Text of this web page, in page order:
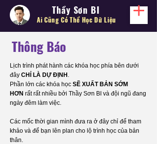
Thầy Sơn BI
Ai Cũng Có Thể Học Dữ Liệu
Thông Báo
Lịch trình phát hành các khóa học phía bên dưới
đây CHỈ LÀ DỰ ĐỊNH .
Phần lớn các khóa học SẼ XUẤT BẢN SỚM
HƠN rất rất nhiều bởi Thầy Sơn BI và đội ngũ đang
ngày đêm làm việc.
Các mốc thời gian mình đưa ra ở đây chỉ để tham
khảo và để bạn lên plan cho lộ trình học của bản
thân.